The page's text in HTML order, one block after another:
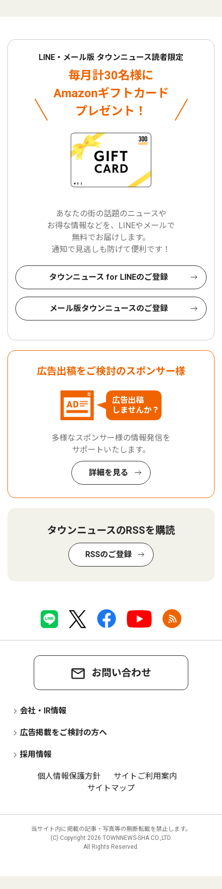
LINE・メール版 タウンニュース読者限定
毎月計30名様に
Amazonギフトカード
プレゼント！
あなたの街の話題のニュースや
お得な情報などを、LINEやメールで
無料でお届けします。
通知で見逃しも防げて便利です！
タウンニュース for LINEのご登録
メール版タウンニュースのご登録
広告出稿をご検討のスポンサー様
広告出稿
しませんか？
多様なスポンサー様の情報発信を
サポートいたします。
詳細を見る
タウンニュースのRSSを購読
RSSのご登録
お問い合わせ
会社・IR情報
広告掲載をご検討の方へ
採用情報
個人情報保護方針
サイトご利用案内
サイトマップ
当サイト内に掲載の記事・写真等の無断転載を禁止します。
(C) Copyright 2026 TOWNNEWS-SHA CO.,LTD.
All Rights Reserved.